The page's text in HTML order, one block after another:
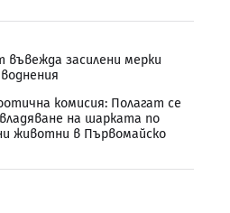
въвежда засилени мерки
комисия: Полагат се
на шарката по
животни в Първомайско